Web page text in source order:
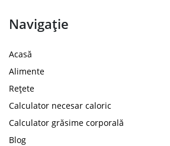
Navigație
Acasă
Alimente
Rețete
Calculator necesar caloric
Calculator grăsime corporală
Blog